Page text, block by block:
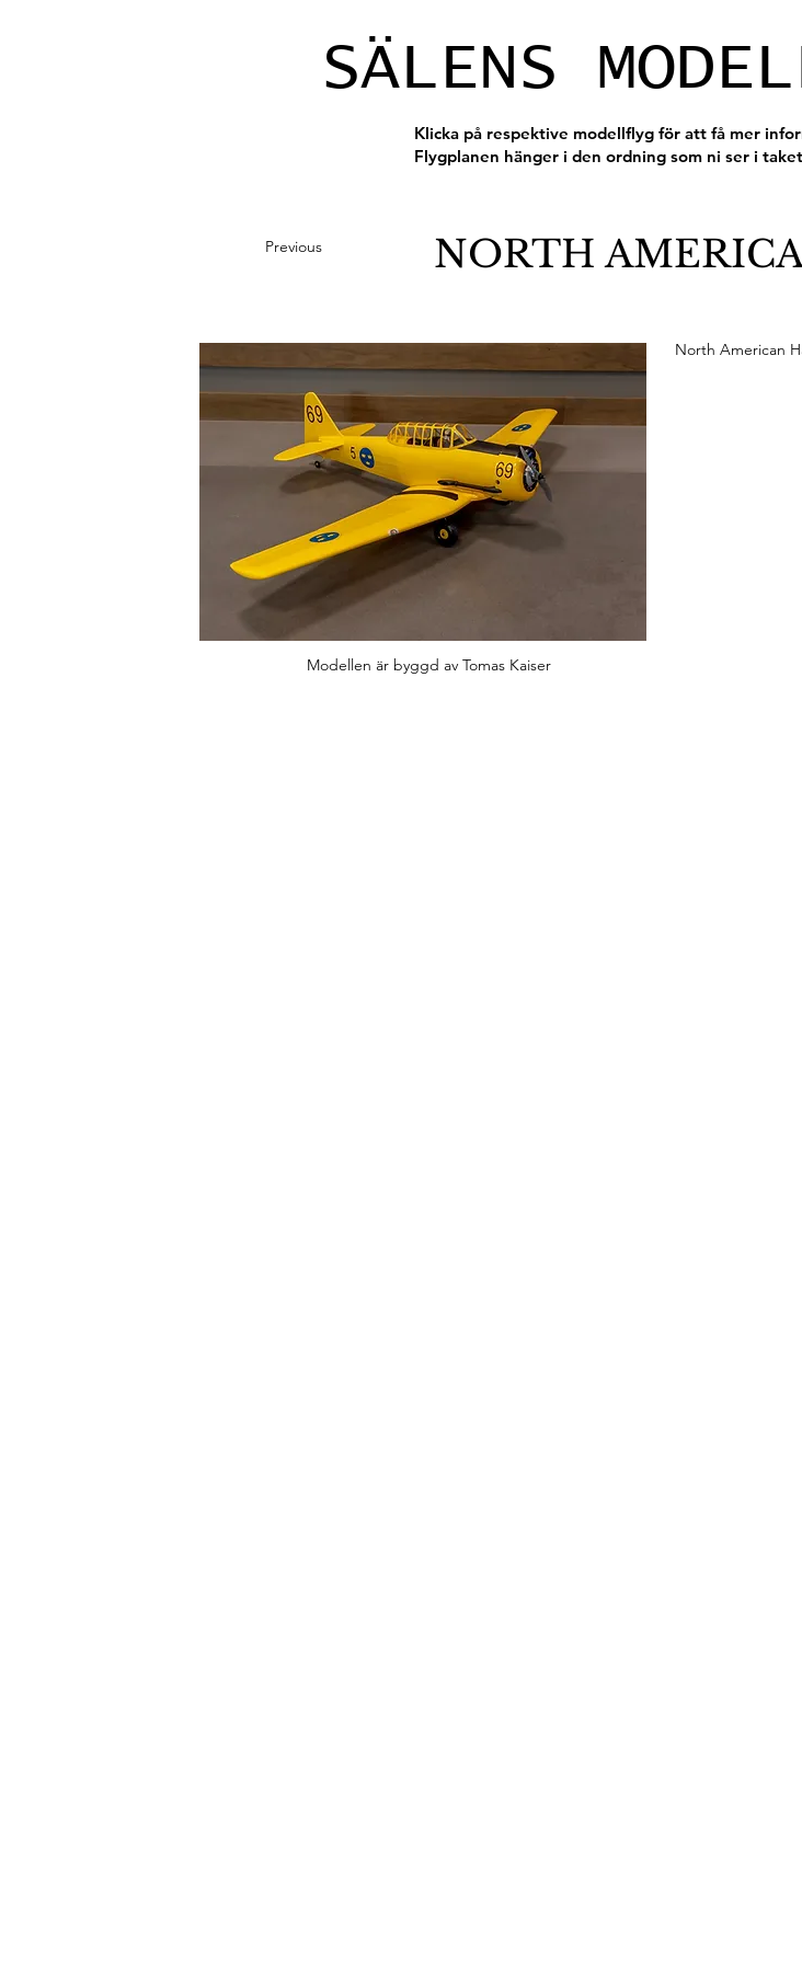
SÄLENS
Klicka på respektive modellflyg för att få mer
Flygplanen hänger i den ordning som ni ser i
Previous NORTH
Modellen är byggd av Tomas Kaiser
North American